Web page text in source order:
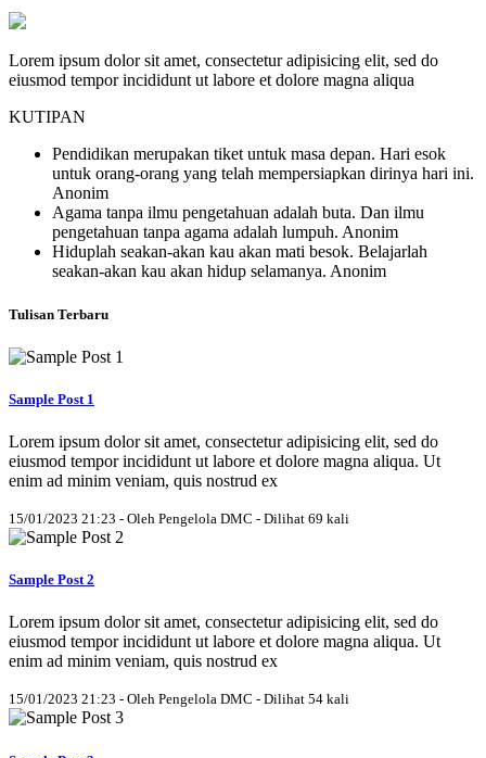
Lorem ipsum dolor sit amet, consectetur adipisicing elit, sed do
eiusmod tempor incididunt ut labore et dolore magna aliqua
KUTIPAN
Pendidikan merupakan tiket untuk masa depan. Hari esok
untuk orang-orang yang telah mempersiapkan dirinya hari ini.
Anonim
Agama tanpa ilmu pengetahuan adalah buta. Dan ilmu
pengetahuan tanpa agama adalah lumpuh. Anonim
Hiduplah seakan-akan kau akan mati besok. Belajarlah
seakan-akan kau akan hidup selamanya. Anonim
Tulisan Terbaru
Sample Post 1
Lorem ipsum dolor sit amet, consectetur adipisicing elit, sed do
eiusmod tempor incididunt ut labore et dolore magna aliqua. Ut
enim ad minim veniam, quis nostrud ex
15/01/2023 21:23 - Oleh Pengelola DMC - Dilihat 69 kali
Sample Post 2
Lorem ipsum dolor sit amet, consectetur adipisicing elit, sed do
eiusmod tempor incididunt ut labore et dolore magna aliqua. Ut
enim ad minim veniam, quis nostrud ex
15/01/2023 21:23 - Oleh Pengelola DMC - Dilihat 54 kali